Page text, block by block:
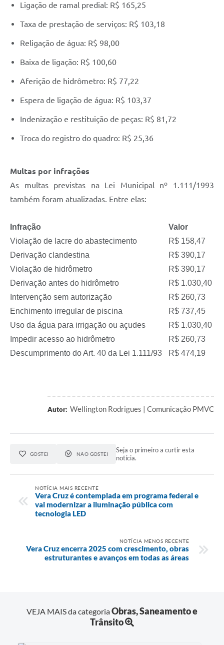
Ligação de ramal predial: R$ 165,25
Taxa de prestação de serviços: R$ 103,18
Religação de água: R$ 98,00
Baixa de ligação: R$ 100,60
Aferição de hidrômetro: R$ 77,22
Espera de ligação de água: R$ 103,37
Indenização e restituição de peças: R$ 81,72
Troca do registro do quadro: R$ 25,36
Multas por infrações
As multas previstas na Lei Municipal nº 1.111/1993
também foram atualizadas. Entre elas:
Infração
Valor
Violação de lacre do abastecimento
R$ 158,47
Derivação clandestina
R$ 390,17
Violação de hidrômetro
R$ 390,17
Derivação antes do hidrômetro
R$ 1.030,40
Intervenção sem autorização
R$ 260,73
Enchimento irregular de piscina
R$ 737,45
Uso da água para irrigação ou açudes
R$ 1.030,40
Impedir acesso ao hidrômetro
R$ 260,73
Descumprimento do Art. 40 da Lei 1.111/93
R$ 474,19
Autor: Wellington Rodrigues | Comunicação PMVC
GOSTEI NÃO GOSTEI
Seja o primeiro a curtir esta
notícia.
NOTÍCIA MAIS RECENTE
Vera Cruz é contemplada em programa federal e
vai modernizar a iluminação pública com
tecnologia LED
NOTÍCIA MENOS RECENTE
Vera Cruz encerra 2025 com crescimento, obras
estruturantes e avanços em todas as áreas
VEJA MAIS da categoriaObras, Saneamento e
Trânsito